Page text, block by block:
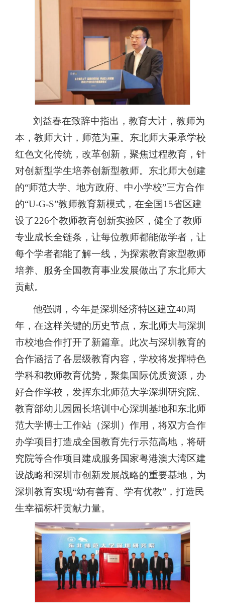
刘益春在致辞中指出，教育大计，教师为
本，教师大计，师范为重。东北师大秉承学校
红色文化传统，改革创新，聚焦过程教育，针
对创新型学生培养创新型教师。东北师大创建
的“师范大学、地方政府、中小学校”三方合作
的“U-G-S”教师教育新模式，在全国15省区建
设了226个教师教育创新实验区，健全了教师
专业成长全链条，让每位教师都能做学者，让
每个学者都能了解一线，为探索教育家型教师
培养、服务全国教育事业发展做出了东北师大
贡献。
他强调，今年是深圳经济特区建立40周
年，在这样关键的历史节点，东北师大与深圳
市校地合作打开了新篇章。此次与深圳教育的
合作涵括了各层级教育内容，学校将发挥特色
学科和教师教育优势，聚集国际优质资源，办
好合作学校，发挥东北师范大学深圳研究院、
教育部幼儿园园长培训中心深圳基地和东北师
范大学博士工作站（深圳）作用，将双方合作
办学项目打造成全国教育先行示范高地，将研
究院等合作项目建成服务国家粤港澳大湾区建
设战略和深圳市创新发展战略的重要基地，为
深圳教育实现“幼有善育、学有优教”，打造民
生幸福标杆贡献力量。